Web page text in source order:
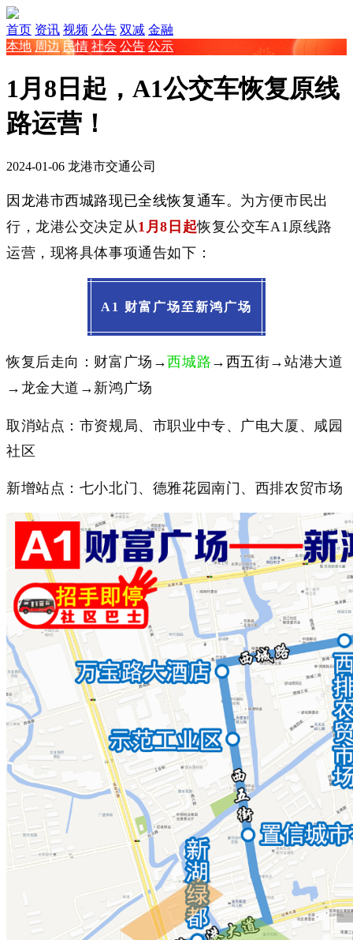
首页 资讯 视频 公告 双减 金融
本地 周边 民情 社会 公告 公示
1月8日起，A1公交车恢复原线
路运营！
2024-01-06 龙港市交通公司
因龙港市西城路现已全线恢复通车。 为方便市民出
行，龙港公交决定从1月8日起恢复公交车A1原线路
运营，现将具体事项通告如下：
A1 财富广场至新鸿广场
恢复后走向： 财富广场→西城路 → 西五街→站港大道
→龙金大道→新鸿广场
取消站点： 市资规局、市职业中专、广电大厦、咸园
社区
新增站点：七小北门 、德雅花园南门、西排农贸市场